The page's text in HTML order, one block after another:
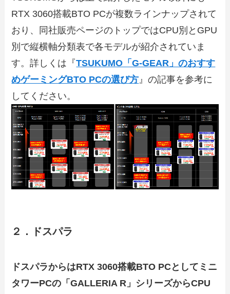
RTX 3060搭載BTO PCが複数ラインナップされて
おり、同社販売ページのトップではCPU別とGPU
別で縦横軸分類表で各モデルが紹介されていま
す。詳しくは『TSUKUMO「G-GEAR」のおすす
めゲーミングBTO PCの選び方』の記事を参考に
してください。
２．ドスパラ
ドスパラからはRTX 3060搭載BTO PCとしてミニ
タワーPCの「GALLERIA R」シリーズからCPU